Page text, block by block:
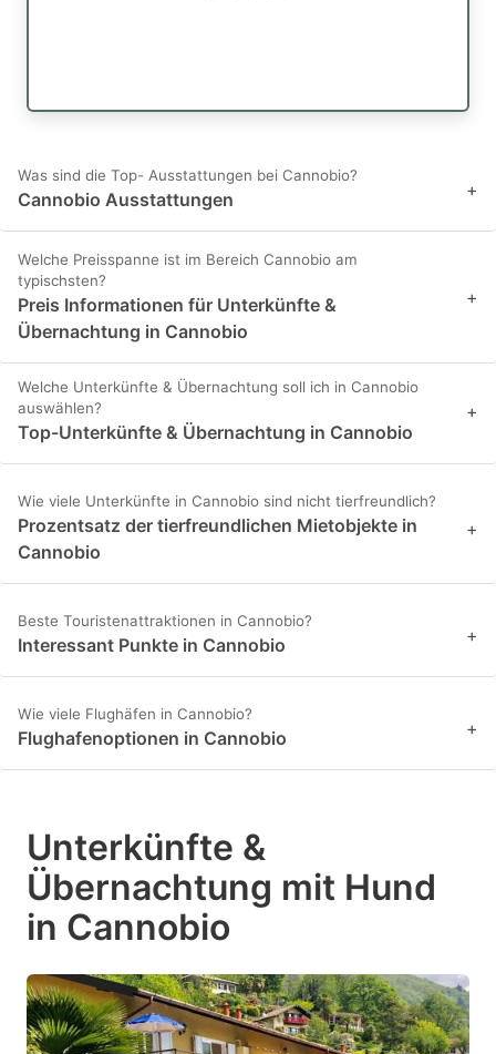
Was sind die Top- Ausstattungen bei Cannobio?
Cannobio Ausstattungen +
Welche Preisspanne ist im Bereich Cannobio am
typischsten?
Preis Informationen für Unterkünfte &
Übernachtung in Cannobio
+
Welche Unterkünfte & Übernachtung soll ich in Cannobio
auswählen?
Top-Unterkünfte & Übernachtung in Cannobio
+
Wie viele Unterkünfte in Cannobio sind nicht tierfreundlich?
Prozentsatz der tierfreundlichen Mietobjekte in
Cannobio
+
Beste Touristenattraktionen in Cannobio?
Interessant Punkte in Cannobio +
Wie viele Flughäfen in Cannobio?
Flughafenoptionen in Cannobio +
Unterkünfte &
Übernachtung mit Hund
in Cannobio